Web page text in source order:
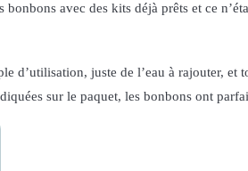
bonbons avec des kits déjà prêts et ce
d’utilisation, juste de l’eau à rajouter, et
sur le paquet, les bonbons ont